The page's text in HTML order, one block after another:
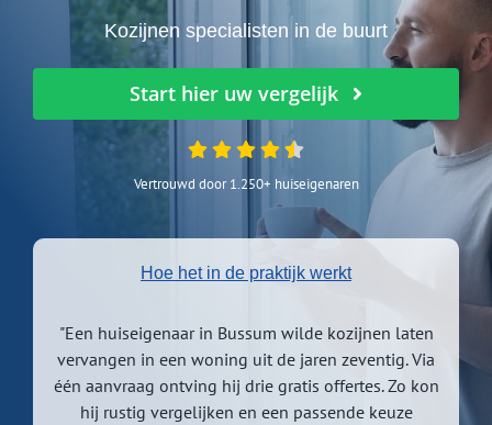
Kozijnen specialisten in de buurt
Start hier uw vergelijk
Vertrouwd door 1.250+ huiseigenaren
Hoe het in de praktijk werkt
"Een huiseigenaar in Bussum wilde kozijnen laten
vervangen in een woning uit de jaren zeventig. Via
één aanvraag ontving hij drie gratis offertes. Zo kon
hij rustig vergelijken en een passende keuze